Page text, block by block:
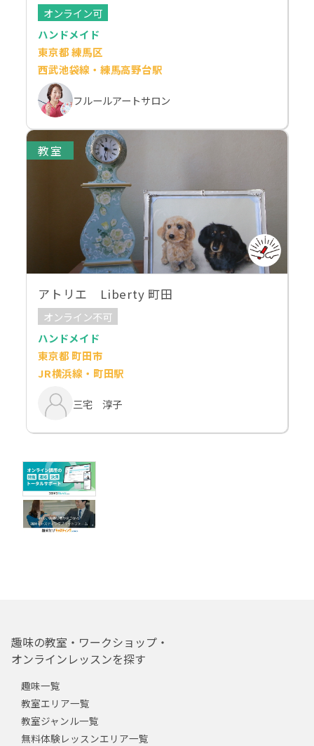
オンライン可
ハンドメイド
東京都 練馬区
西武池袋線・練馬高野台駅
フルールアートサロン
教室
アトリエ Liberty 町田
オンライン不可
ハンドメイド
東京都 町田市
JR横浜線・町田駅
三宅 淳子
趣味の教室・ワークショップ・
オンラインレッスンを探す
趣味一覧
教室エリア一覧
教室ジャンル一覧
無料体験レッスンエリア一覧